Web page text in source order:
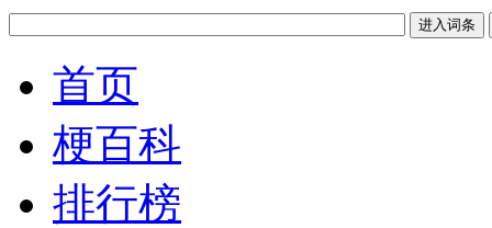
首页
梗百科
排行榜